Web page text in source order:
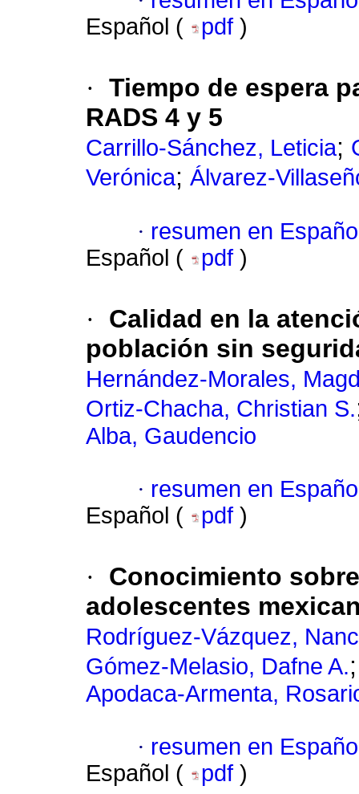
Español (
pdf )
· Tiempo de espera
RADS 4 y 5
Carrillo-Sánchez, Leticia;
Verónica; Álvarez-
· resumen en
Español (
pdf )
·
Calidad en la
población sin
Hernández-Morales,
Ortiz-Chacha, Christian S.
Alba, Gaudencio
· resumen en
Español (
pdf )
·
Conocimiento
adolescentes
Rodríguez-Vázquez,
Gómez-Melasio, Dafne A.
Apodaca-Armenta,
· resumen en
Español (
pdf )